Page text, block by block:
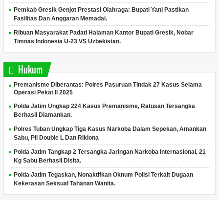
Pemkab Gresik Genjot Prestasi Olahraga: Bupati Yani Pastikan
Fasilitas Dan Anggaran Memadai.
Ribuan Masyarakat Padati Halaman Kantor Bupati Gresik, Nobar
Timnas Indonesia U-23 VS Uzbekistan.
Hukum
Premanisme Diberantas: Polres Pasuruan Tindak 27 Kasus Selama
Operasi Pekat II 2025
Polda Jatim Ungkap 224 Kasus Premanisme, Ratusan Tersangka
Berhasil Diamankan.
Polres Tuban Ungkap Tiga Kasus Narkoba Dalam Sepekan, Amankan
Sabu, Pil Double L Dan Riklona
Polda Jatim Tangkap 2 Tersangka Jaringan Narkoba Internasional, 21
Kg Sabu Berhasil Disita.
Polda Jatim Tegaskan, Nonaktifkan Oknum Polisi Terkait Dugaan
Kekerasan Seksual Tahanan Wanita.